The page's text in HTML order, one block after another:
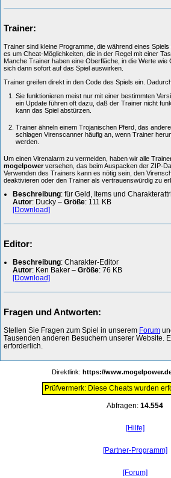
Trainer:
Trainer sind kleine Programme, die während eines
es um Cheat-Möglichkeiten, die in der Regel mit einer
Manche Trainer haben eine Oberfläche, in die Werte wie
sich dann sofort auf das Spiel auswirken.
Trainer greifen direkt in den Code des Spiels ein.
Sie funktionieren meist nur mit einer bestimmten
ein Update führen oft dazu, daß der Trainer nicht
kann das Spiel abstürzen.
Trainer ähneln einem Trojanischen Pferd, das
schlagen Virenscanner häufig an, wenn Trainer
werden.
Um einen Virenalarm zu vermeiden, haben wir alle
mogelpowerversehen, das beim Auspacken der ZIP-
Verwenden des Trainers kann es nötig sein, den
deaktivieren oder den Trainer als vertrauenswürdig zu
Beschreibung: für Geld, Items und
Autor: Ducky – Größe: 111 KB
[Download]
Editor:
Beschreibung: Charakter-Editor
Autor: Ken Baker – Größe: 76 KB
[Download]
Fragen und Antworten:
Stellen Sie Fragen zum Spiel in unserem Forum
Tausenden anderen Besuchern unserer Website.
erforderlich.
Direktlink: https://
Prüfvermerk: Diese Cheats wurden
Abfragen: 14.554
[Hilfe]
[Partner-Programm]
[Forum]